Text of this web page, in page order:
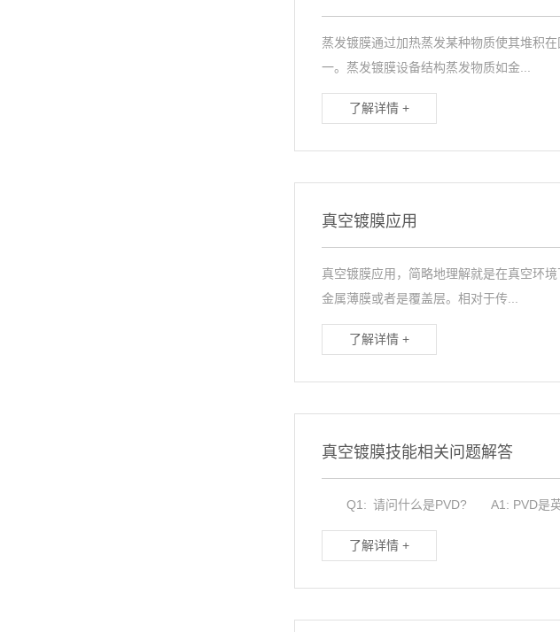
蒸发镀膜通过加热蒸发某种物质使其堆积
一。蒸发镀膜设备结构蒸发物质如金...
了解详情 +
真空镀膜应用
真空镀膜应用，简略地理解就是在真空环
金属薄膜或者是覆盖层。相对于传...
了解详情 +
真空镀膜技能相关问题解答
Q1: 请问什么是PVD? A1: PVD是英文
了解详情 +